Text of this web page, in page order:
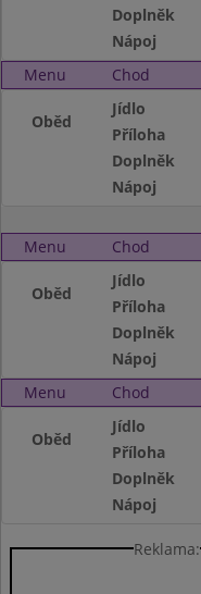
Doplněk
Nápoj
Menu
Chod
Oběd
Jídlo
Příloha
Doplněk
Nápoj
Menu Chod
Oběd
Jídlo
Příloha
Doplněk
Nápoj
Menu
Chod
Oběd
Jídlo
Příloha
Doplněk
Nápoj
Reklama: